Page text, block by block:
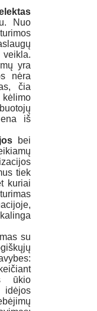
Nuo
yra
nėra
čia
iš
bei
tiek
kuriai
su
ūkio
idėjos